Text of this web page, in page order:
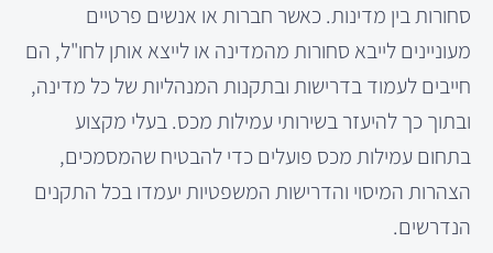
סחורות בין מדינות. כאשר חברות או אנשים פרטיים
מעוניינים לייבא סחורות מהמדינה או לייצא אותן לחו"ל, הם
חייבים לעמוד בדרישות ובתקנות המנהליות של כל מדינה,
ובתוך כך להיעזר בשירותי עמילות מכס. בעלי מקצוע
בתחום עמילות מכס פועלים כדי להבטיח שהמסמכים,
הצהרות המיסוי והדרישות המשפטיות יעמדו בכל התקנים
הנדרשים.